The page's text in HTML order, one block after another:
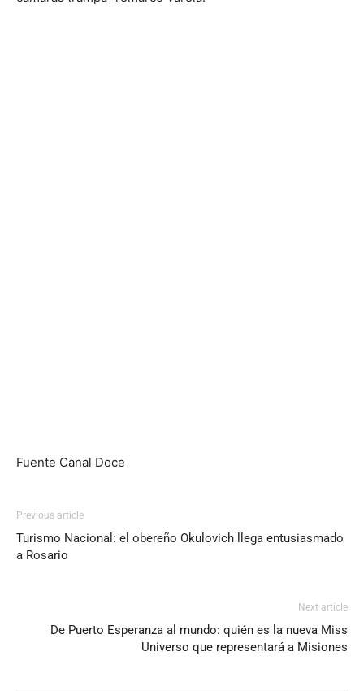
Fuente Canal Doce
Previous article
Turismo Nacional: el obereño Okulovich llega entusiasmado
a Rosario
Next article
De Puerto Esperanza al mundo: quién es la nueva Miss
Universo que representará a Misiones